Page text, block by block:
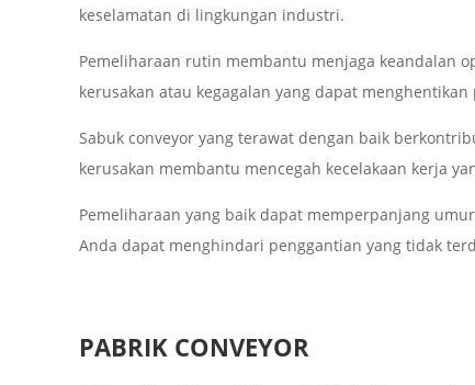
keselamatan di lingkungan industri.
Pemeliharaan rutin membantu menjaga keandalan
kerusakan atau kegagalan yang dapat menghentikan
Sabuk conveyor yang terawat dengan baik
kerusakan membantu mencegah kecelakaan kerja
Pemeliharaan yang baik dapat memperpanjang
Anda dapat menghindari penggantian yang tidak
PABRIK CONVEYOR